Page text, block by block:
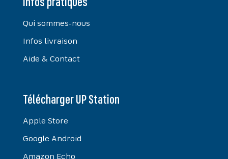
Infos pratiques
Qui sommes-nous
Infos livraison
Aide & Contact
Télécharger UP Station
Apple Store
Google Android
Amazon Echo